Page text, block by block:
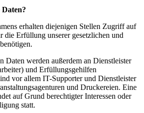
erhalten diejenigen Stellen Zugriff auf
die Erfüllung unserer gesetzlichen und
Daten werden außerdem an Dienstleister
und Erfüllungsgehilfen
vor allem IT-Supporter und Dienstleister
und Druckereien. Eine
auf Grund berechtigter Interessen oder
statt.